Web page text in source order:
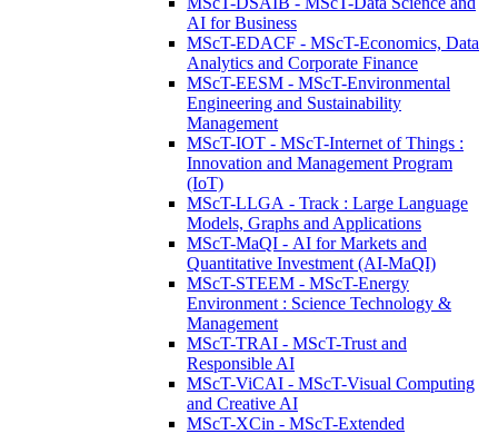
AI for Business
MScT-EDACF - MScT-Economics, Data
Analytics and Corporate Finance
MScT-EESM - MScT-Environmental
Engineering and Sustainability
Management
MScT-IOT - MScT-Internet of Things :
Innovation and Management Program
(IoT)
MScT-LLGA - Track : Large Language
Models, Graphs and Applications
MScT-MaQI - AI for Markets and
Quantitative Investment (AI-MaQI)
MScT-STEEM - MScT-Energy
Environment : Science Technology &
Management
MScT-TRAI - MScT-Trust and
Responsible AI
MScT-ViCAI - MScT-Visual Computing
and Creative AI
MScT-XCin - MScT-Extended